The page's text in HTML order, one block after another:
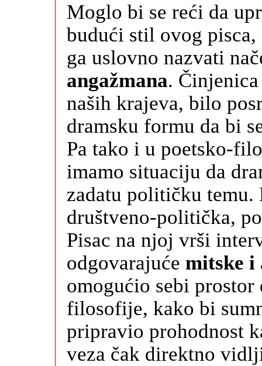
Moglo bi se reći da
budući stil ovog
ga uslovno nazvati
angažmana.
naših krajeva, bilo
dramsku formu da bi
Pa tako i u poetsko-
imamo situaciju da
zadatu političku temu.
društveno-politička,
Pisac na njoj vrši
odgovarajuće mitske i
omogućio sebi
filosofije, kako bi
pripravio prohodnost
veza čak direktno